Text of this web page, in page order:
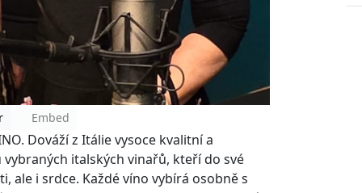
Embed
Dováží z Itálie vysoce kvalitní a
italských vinařů, kteří do své
ale i srdce. Každé víno vybírá osobně s